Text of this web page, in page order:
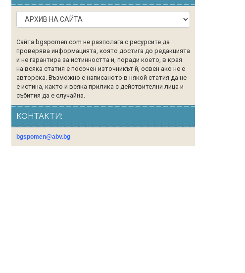
Сайта bgspomen.com не разполага с ресурсите да
проверява информацията, която достига до редакцията
и не гарантира за истинността и, поради което, в края
на всяка статия е посочен източникът й, освен ако не е
авторска. Възможно е написаното в някой статия да не
е истина, както и всяка прилика с действителни лица и
събития да е случайна.
КОНТАКТИ:
bgspomen@abv.bg